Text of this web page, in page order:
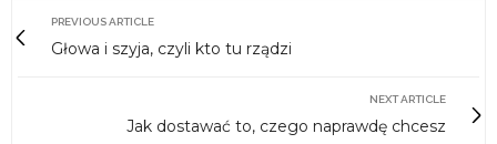
PREVIOUS ARTICLE
Głowa i szyja, czyli kto tu rządzi
NEXT ARTICLE
Jak dostawać to, czego naprawdę chcesz